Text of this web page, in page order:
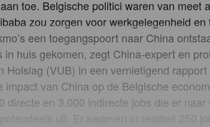
toe. Belgische politici waren van meet
zou zorgen voor werkgelegenheid
een toegangspoort naar China
in huis gekomen, zegt China-expert en
Holslag (VUB) in een vernietigend
impact van China op de Belgische
directe en 3.000 indirecte jobs die er
uit. Er kwamen in realiteit 250